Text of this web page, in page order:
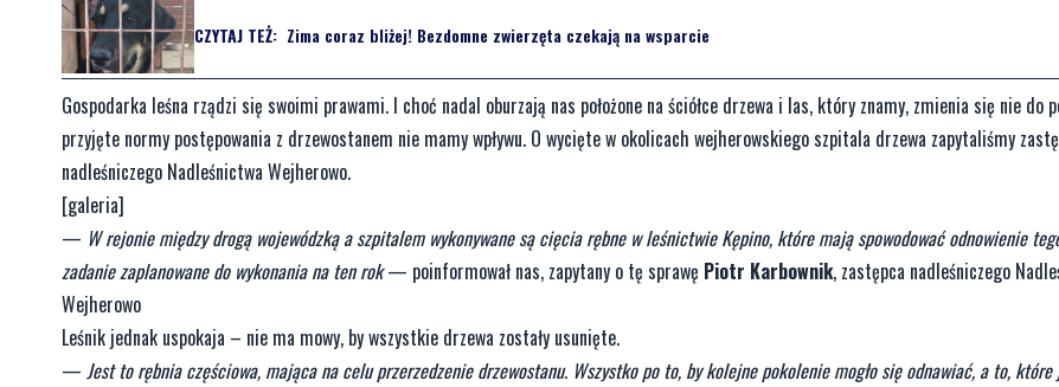
CZYTAJ TEŻ: Zima coraz bliżej! Bezdomne zwierzęta czekają na wsparcie
Gospodarka leśna rządzi się swoimi prawami. I choć nadal oburzają nas położone na ściółce drzewa i las, który znamy, zmienia się nie do
przyjęte normy postępowania z drzewostanem nie mamy wpływu. O wycięte w okolicach wejherowskiego szpitala drzewa zapytaliśmy
nadleśniczego Nadleśnictwa Wejherowo.
[galeria]
— W rejonie między drogą wojewódzką a szpitalem wykonywane są cięcia rębne w leśnictwie Kępino, które mają spowodować odnowienie
zadanie zaplanowane do wykonania na ten rok— poinformował nas, zapytany o tę sprawę Piotr Karbownik, zastępca nadleśniczego
Wejherowo
Leśnik jednak uspokaja – nie ma mowy, by wszystkie drzewa zostały usunięte.
— Jest to rębnia częściowa, mająca na celu przerzedzenie drzewostanu. Wszystko po to, by kolejne pokolenie mogło się odnawiać, a to, które